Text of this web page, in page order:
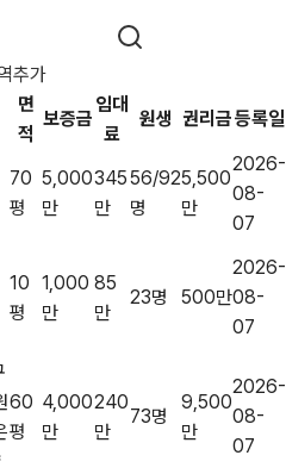
추가
면
적
보증금
임대
료
원생 권리금등록일
70
평
5,000
만
345
만
56/92
명
5,500
만
2026-
08-
07
10
평
1,000
만
85
만
23명 500만
2026-
08-
07
60
평
4,000
만
240
만
73명
9,500
만
2026-
08-
07